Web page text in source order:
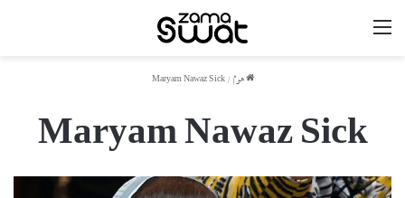
ھوم /
Maryam Nawaz Sick
Maryam Nawaz Sick